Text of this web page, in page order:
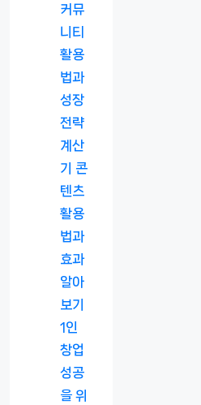
커뮤
니티
활용
법과
성장
전략
계산
기 콘
텐츠
활용
법과
효과
알아
보기
1인
창업
성공
을 위